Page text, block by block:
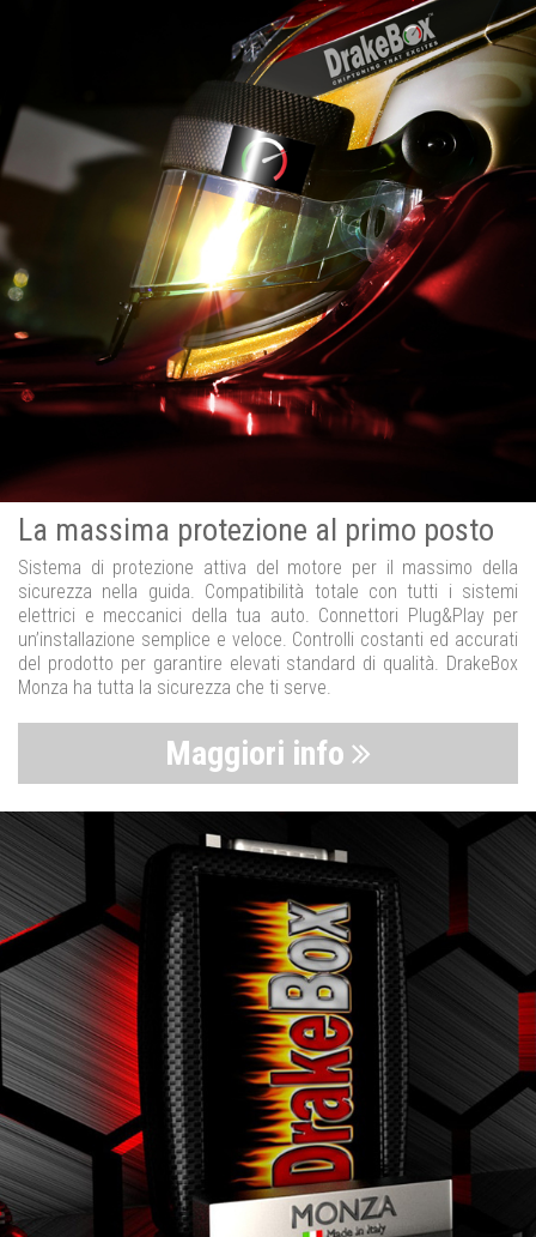
La massima protezione al primo posto
Sistema di protezione attiva del motore per il massimo della
sicurezza nella guida. Compatibilità totale con tutti i sistemi
elettrici e meccanici della tua auto. Connettori Plug&Play per
un’installazione semplice e veloce. Controlli costanti ed accurati
del prodotto per garantire elevati standard di qualità. DrakeBox
Monza ha tutta la sicurezza che ti serve.
Maggiori info